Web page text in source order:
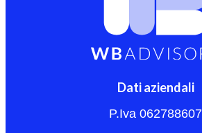
Dati aziendali
P.Iva 062788607